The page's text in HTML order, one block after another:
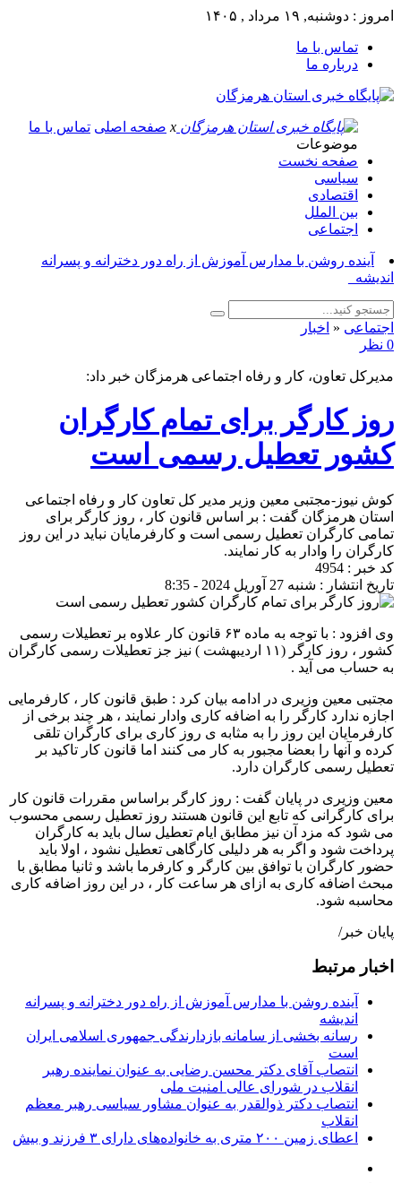
امروز : دوشنبه, ۱۹ مرداد , ۱۴۰۵
تماس با ما
درباره ما
x صفحه اصلی تماس با ما
موضوعات
صفحه نخست
سیاسی
اقتصادی
بین الملل
اجتماعی
آینده روشن با مدارس آموزش از راه دور دخترانه و پسرانه
اندیشه_
اجتماعی « اخبار
0 نظر
مدیرکل تعاون، کار و رفاه اجتماعی هرمزگان خبر داد:
روز کارگر برای تمام کارگران
کشور تعطیل رسمی است
کوش نیوز-مجتبی معین وزیر مدیر کل تعاون کار و رفاه اجتماعی
استان هرمزگان گفت : بر اساس قانون کار ، روز کارگر برای
تمامی کارگران تعطیل رسمی است و کارفرمایان نباید در این روز
کارگران را وادار به کار نمایند.
کد خبر : 4954
تاریخ انتشار : شنبه 27 آوریل 2024 - 8:35
وی افزود : با توجه به ماده ۶۳ قانون کار علاوه بر تعطیلات رسمی
کشور ، روز کارگر (۱۱ اردیبهشت ) نیز جز تعطیلات رسمی کارگران
به حساب می آید .
مجتبی معین وزیری در ادامه بیان کرد : طبق قانون کار ، کارفرمایی
اجازه ندارد کارگر را به اضافه کاری وادار نمایند ، هر چند برخی از
کارفرمایان این روز را به مثابه ی روز کاری برای کارگران تلقی
کرده و آنها را بعضا مجبور به کار می کنند اما قانون کار تاکید بر
تعطیل رسمی کارگران دارد.
معین وزیری در پایان گفت : روز کارگر براساس مقررات قانون کار
برای کارگرانی که تابع این قانون هستند روز تعطیل رسمی محسوب
می شود که مزد آن نیز مطابق ایام تعطیل سال باید به کارگران
پرداخت شود و اگر به هر دلیلی کارگاهی تعطیل نشود ، اولا باید
حضور کارگران با توافق بین کارگر و کارفرما باشد و ثانیا مطابق با
مبحث اضافه کاری به ازای هر ساعت کار ، در این روز اضافه کاری
محاسبه شود.
پایان خبر/
اخبار مرتبط
آینده روشن با مدارس آموزش از راه دور دخترانه و پسرانه
اندیشه
رسانه بخشی از سامانه بازدارندگی جمهوری اسلامی ایران
است
انتصاب آقای دکتر محسن رضایی به عنوان نماینده رهبر
انقلاب در شورای عالی امنیت ملی
انتصاب دکتر ذوالقدر به عنوان مشاور سیاسی رهبر معظم
انقلاب
اعطای زمین ۲۰۰ متری به خانواده‌های دارای ۳ فرزند و بیش